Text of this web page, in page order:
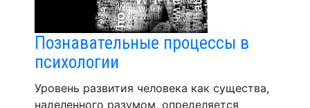
Познавательные процессы в
психологии
Уровень развития человека как существа,
наделенного разумом, определяется